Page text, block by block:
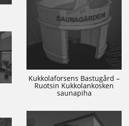
Kukkolaforsens Bastugård –
Ruotsin Kukkolankosken
saunapiha